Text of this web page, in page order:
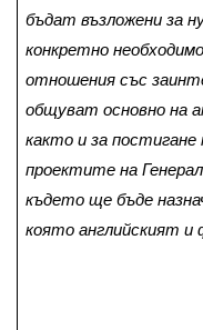
бъдат възложени за
конкретно
отношения със
общуват основно на
както и за
проектите на
където ще бъде
която английският и